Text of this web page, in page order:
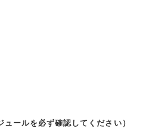
ールを必ず確認してください）